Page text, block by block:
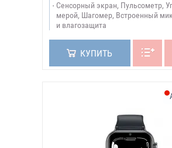
Сенсорный экран, Пульсометр,
мерой, Шагомер, Встроенный
и влагозащита
КУПИТЬ